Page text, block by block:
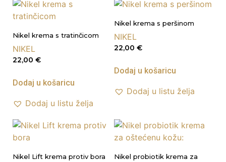
Nikel krema s tratinčicom
NIKEL
22,00 €
Dodaj u košaricu
Dodaj u listu želja
Nikel krema s peršinom
NIKEL
22,00 €
Dodaj u košaricu
Dodaj u listu želja
Nikel Lift krema protiv bora
Nikel probiotik krema za